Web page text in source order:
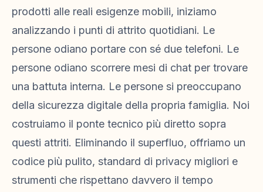
prodotti alle reali esigenze mobili, iniziamo
analizzando i punti di attrito quotidiani. Le
persone odiano portare con sé due telefoni. Le
persone odiano scorrere mesi di chat per trovare
una battuta interna. Le persone si preoccupano
della sicurezza digitale della propria famiglia. Noi
costruiamo il ponte tecnico più diretto sopra
questi attriti. Eliminando il superfluo, offriamo un
codice più pulito, standard di privacy migliori e
strumenti che rispettano davvero il tempo